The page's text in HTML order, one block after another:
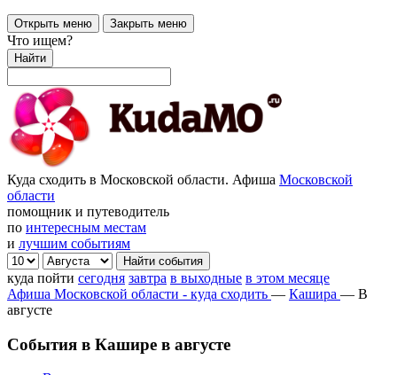
Открыть меню Закрыть меню
Что ищем?
Найти
Куда сходить в Московской области. Афиша Московской
области
помощник и путеводитель
по интересным местам
и лучшим событиям
куда пойти сегодня завтра в выходные в этом месяце
Афиша Московской области - куда сходить — Кашира — В
августе
События в Кашире в августе